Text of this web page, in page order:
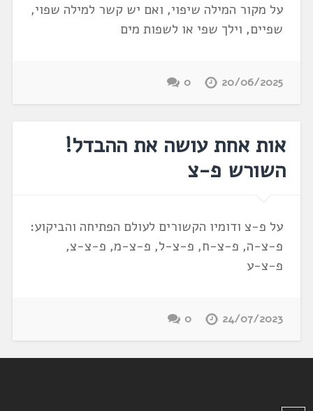
על מקור המילה שיפוי, ואם יש קשר למילה שפוי,
שפיים, וילך שפי או לשפות מים
20/06/2025
0
אות אחת עושה את ההבדל!
השורש פ-צ
על פ-צ ודומיו הקשורים לעולם הפתיחה והביקוע:
פ-צ-ה, פ-צ-ח, פ-צ-ל, פ-צ-מ, פ-צ-צ,
פ-צ-ע
24/07/2023
0